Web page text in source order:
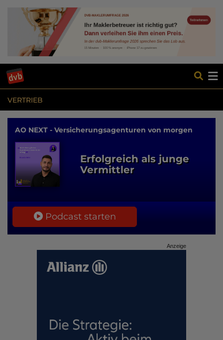
VERTRIEB
AO NEXT - Versicherungsagenturen von morgen
Erfolgreich als junge
Vermittler
Podcast starten
Anzeige